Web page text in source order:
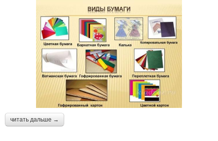
читать дальше →